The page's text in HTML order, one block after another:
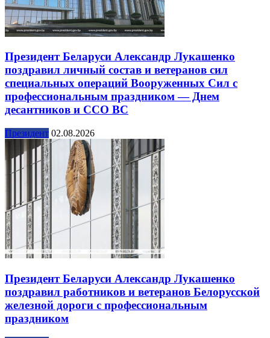
Президент Беларуси Александр Лукашенко
поздравил личный состав и ветеранов сил
специальных операций Вооруженных Сил с
профессиональным праздником — Днем
десантников и ССО ВС
Президент 02.08.2026
Президент Беларуси Александр Лукашенко
поздравил работников и ветеранов Белорусской
железной дороги с профессиональным
праздником